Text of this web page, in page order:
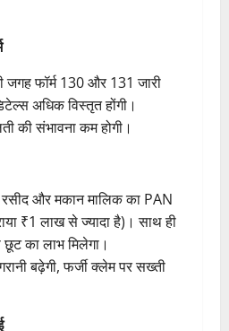
फॉर्म 130 और 131 जारी
अधिक विस्तृत होंगी।
की संभावना कम होगी।
और मकान मालिक का PAN
₹1 लाख से ज्यादा है)। साथ ही
का लाभ मिलेगा।
बढ़ेगी, फर्जी क्लेम पर सख्ती